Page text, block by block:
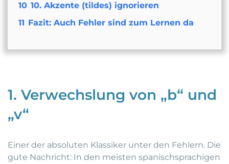
10 10. Akzente (tildes) ignorieren
11 Fazit: Auch Fehler sind zum Lernen da
1. Verwechslung von „b“ und
„v“
Einer der absoluten Klassiker unter den Fehlern. Die
gute Nachricht: In den meisten spanischsprachigen